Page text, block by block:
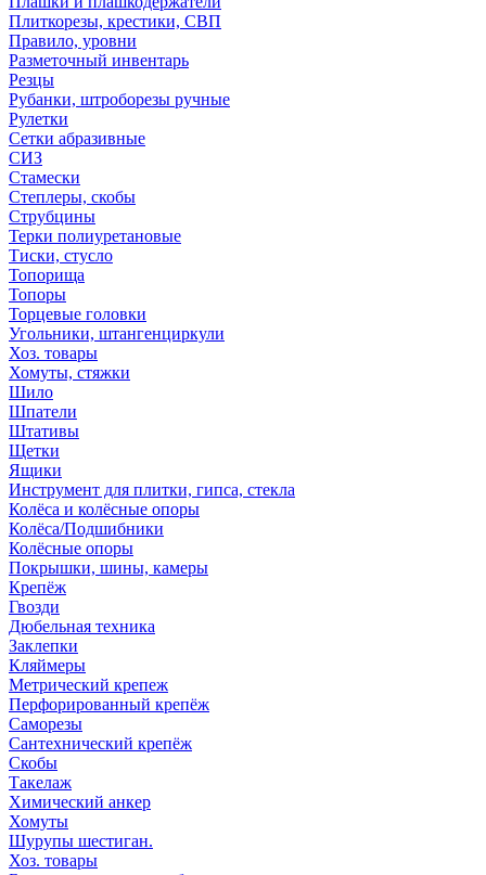
Плиткорезы, крестики, СВП
Правило, уровни
Разметочный инвентарь
Резцы
Рубанки, штроборезы ручные
Рулетки
Сетки абразивные
СИЗ
Стамески
Степлеры, скобы
Струбцины
Терки полиуретановые
Тиски, стусло
Топорища
Топоры
Торцевые головки
Угольники, штангенциркули
Хоз. товары
Хомуты, стяжки
Шило
Шпатели
Штативы
Щетки
Ящики
Инструмент для плитки, гипса, стекла
Колёса и колёсные опоры
Колёса/Подшибники
Колёсные опоры
Покрышки, шины, камеры
Крепёж
Гвозди
Дюбельная техника
Заклепки
Кляймеры
Метрический крепеж
Перфорированный крепёж
Саморезы
Сантехнический крепёж
Скобы
Такелаж
Химический анкер
Хомуты
Шурупы шестиган.
Хоз. товары